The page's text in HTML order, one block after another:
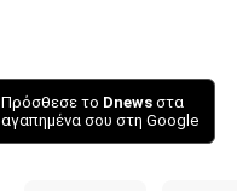
Πρόσθεσε το Dnews στα
αγαπημένα σου στη Google